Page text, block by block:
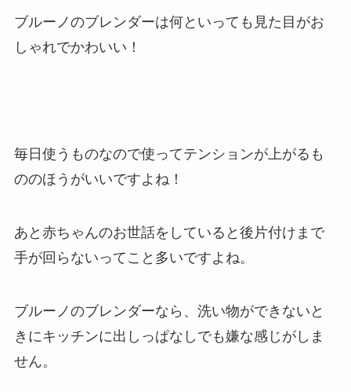
ブルーノのブレンダーは何といっても見た目がお
しゃれでかわいい！
毎日使うものなので使ってテンションが上がるも
ののほうがいいですよね！
あと赤ちゃんのお世話をしていると後片付けまで
手が回らないってこと多いですよね。
ブルーノのブレンダーなら、洗い物ができないと
きにキッチンに出しっぱなしでも嫌な感じがしま
せん。